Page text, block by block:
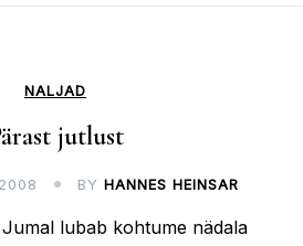
NALJAD
jutlust
BY HANNES HEINSAR
lubab kohtume nädala